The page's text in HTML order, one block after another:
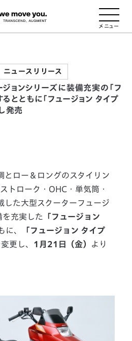
Dreams
ニュースリリース
ョンシリーズに装備充実の「フ
とともに「フュージョン タイプ
発売
ロー＆ロングのスタイリン
トローク・OHC・単気筒・
た大型スクーターフュージ
を充実した
「フュージョン
に、
「フュージョン タイプ
更し、 1月21日（金）
より